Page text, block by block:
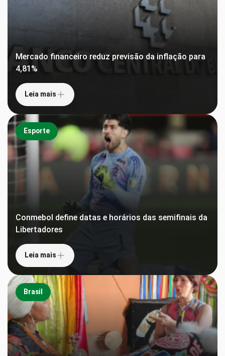
Mercado financeiro reduz previsão da inflação para
4,81%
Leia mais
Esporte
Conmebol define datas e horários das semifinais da
Libertadores
Leia mais
Brasil